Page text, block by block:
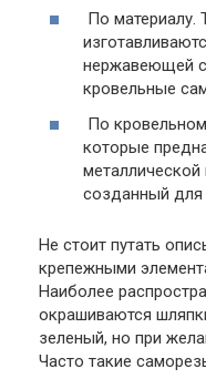
По материалу.
нержавеющей
кровельные
По
которые
созданный для
Не стоит путать
крепежными
Наиболее
окрашиваются
зеленый, но при
Часто такие